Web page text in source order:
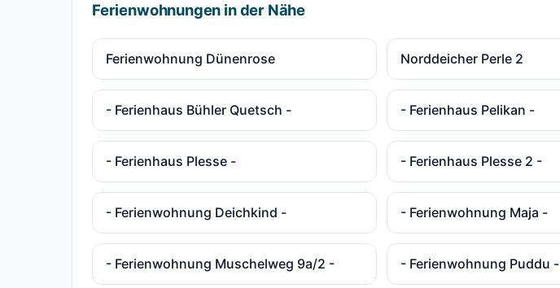
Ferienwohnungen in der Nähe
Ferienwohnung Dünenrose Norddeicher Perle 2
- Ferienhaus Bühler Quetsch - - Ferienhaus Pelikan -
- Ferienhaus Plesse - - Ferienhaus Plesse 2 -
- Ferienwohnung Deichkind - - Ferienwohnung Maja -
- Ferienwohnung Muschelweg 9a/2 - - Ferienwohnung Puddu -